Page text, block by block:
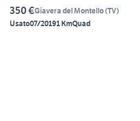
350 €Giavera del Montello(TV)
Usato07/20191 KmQuad